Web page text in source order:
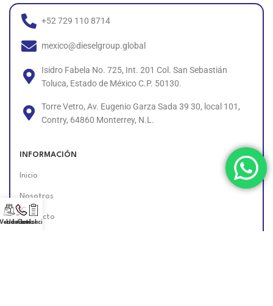
+52 729 110 8714
mexico@dieselgroup.global
Isidro Fabela No. 725, Int. 201 Col. San Sebastián
Toluca, Estado de México C.P. 50130.
Torre Vetro, Av. Eugenio Garza Sada 39 30, local 101,
Contry, 64860 Monterrey, N.L.
INFORMACIÓN
Inicio
Nosotros
Contacto
Llámanos!
Cotización